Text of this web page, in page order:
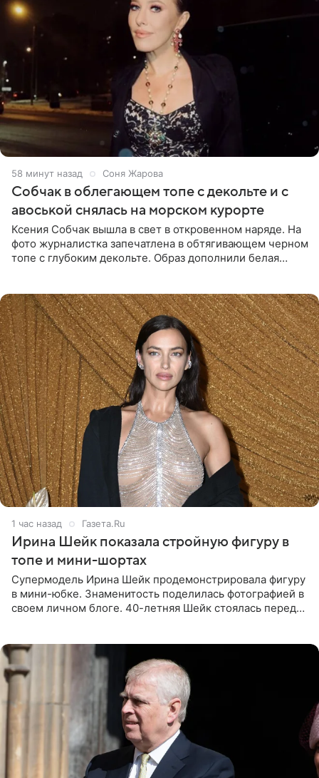
58 минут назад Соня Жарова
Собчак в облегающем топе с декольте и с
авоськой снялась на морском курорте
Ксения Собчак вышла в свет в откровенном наряде. На
фото журналистка запечатлена в обтягивающем черном
топе с глубоким декольте. Образ дополнили белая
1 час назад Газета.Ru
Ирина Шейк показала стройную фигуру в
топе и мини-шортах
Супермодель Ирина Шейк продемонстрировала фигуру
в мини-юбке. Знаменитость поделилась фотографией в
своем личном блоге. 40-летняя Шейк стоялась перед